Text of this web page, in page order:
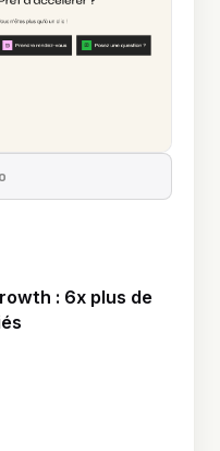
: 6x plus de